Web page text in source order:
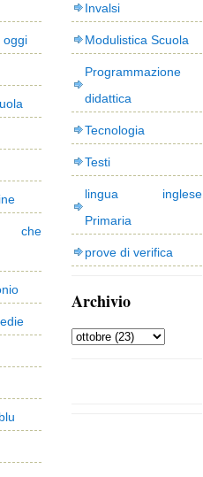
oggi
che
Invalsi
Modulistica Scuola
Programmazione
didattica
Tecnologia
Testi
lingua inglese
Primaria
prove di verifica
Archivio